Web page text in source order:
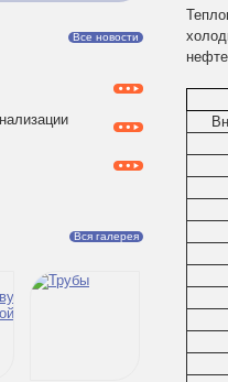
Все новости
Вся галерея